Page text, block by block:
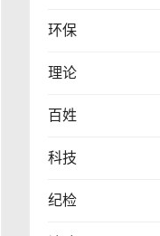
环保
理论
百姓
科技
纪检